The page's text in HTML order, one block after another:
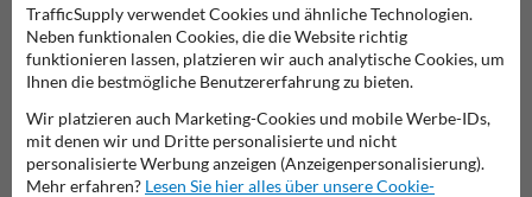
Sammelplatz Schilder Privatgrundstück Schilder
Schilder
TrafficSupply verwendet Cookies und ähnliche Technologien.
Neben funktionalen Cookies, die die Website richtig
funktionieren lassen, platzieren wir auch analytische Cookies, um
Ihnen die bestmögliche Benutzererfahrung zu bieten.
Wir platzieren auch Marketing-Cookies und mobile Werbe-IDs,
mit denen wir und Dritte personalisierte und nicht
personalisierte Werbung anzeigen (Anzeigenpersonalisierung).
Mehr erfahren? Lesen Sie hier alles über unsere Cookie-